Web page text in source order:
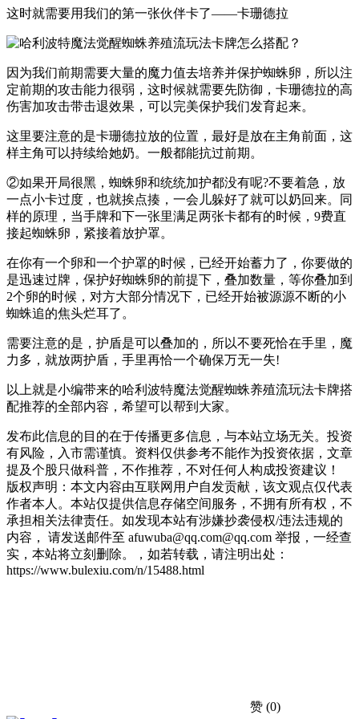
这时就需要用我们的第一张伙伴卡了——卡珊德拉
因为我们前期需要大量的魔力值去培养并保护蜘蛛卵，所以注
定前期的攻击能力很弱，这时候就需要先防御，卡珊德拉的高
伤害加攻击带击退效果，可以完美保护我们发育起来。
这里要注意的是卡珊德拉放的位置，最好是放在主角前面，这
样主角可以持续给她奶。一般都能抗过前期。
②如果开局很黑，蜘蛛卵和统统加护都没有呢?不要着急，放
一点小卡过度，也就挨点揍，一会儿躲好了就可以奶回来。同
样的原理，当手牌和下一张里满足两张卡都有的时候，9费直
接起蜘蛛卵，紧接着放护罩。
在你有一个卵和一个护罩的时候，已经开始蓄力了，你要做的
是迅速过牌，保护好蜘蛛卵的前提下，叠加数量，等你叠加到
2个卵的时候，对方大部分情况下，已经开始被源源不断的小
蜘蛛追的焦头烂耳了。
需要注意的是，护盾是可以叠加的，所以不要死恰在手里，魔
力多，就放两护盾，手里再恰一个确保万无一失!
以上就是小编带来的哈利波特魔法觉醒蜘蛛养殖流玩法卡牌搭
配推荐的全部内容，希望可以帮到大家。
发布此信息的目的在于传播更多信息，与本站立场无关。投资
有风险，入市需谨慎。资料仅供参考不能作为投资依据，文章
提及个股只做科普，不作推荐，不对任何人构成投资建议！
版权声明：本文内容由互联网用户自发贡献，该文观点仅代表
作者本人。本站仅提供信息存储空间服务，不拥有所有权，不
承担相关法律责任。如发现本站有涉嫌抄袭侵权/违法违规的
内容， 请发送邮件至 afuwuba@qq.com@qq.com 举报，一经查
实，本站将立刻删除。，如若转载，请注明出处：
https://www.bulexiu.com/n/15488.html
赞 (0)